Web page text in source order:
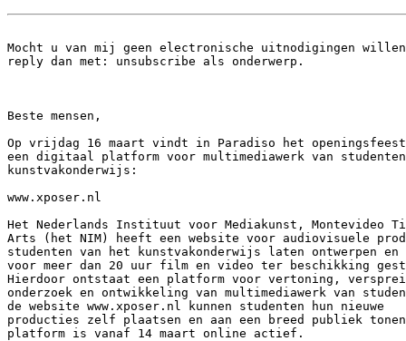
Mocht u van mij geen electronische uitnodigingen
reply dan met: unsubscribe als onderwerp.
Beste mensen,
Op vrijdag 16 maart vindt in Paradiso het
een digitaal platform voor multimediawerk van
kunstvakonderwijs:
www.xposer.nl
Het Nederlands Instituut voor Mediakunst, Montevideo
Arts (het NIM) heeft een website voor audiovisuele
studenten van het kunstvakonderwijs laten ontwerpen en
voor meer dan 20 uur film en video ter beschikking
Hierdoor ontstaat een platform voor vertoning,
onderzoek en ontwikkeling van multimediawerk van
de website www.xposer.nl kunnen studenten hun nieuwe
producties zelf plaatsen en aan een breed publiek
platform is vanaf 14 maart online actief.